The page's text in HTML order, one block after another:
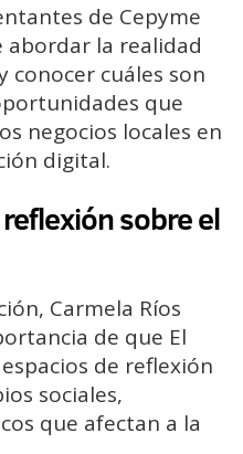
de Cepyme
la realidad
conocer cuáles son
que
negocios locales en
digital.
sobre el
Carmela Ríos
de que El
de reflexión
sociales,
que afectan a la